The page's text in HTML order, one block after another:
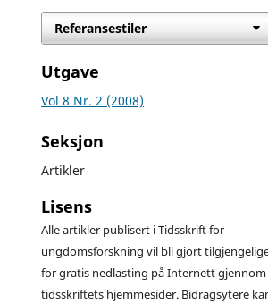
Referansestiler
Utgave
Vol 8 Nr. 2 (2008)
Seksjon
Artikler
Lisens
Alle artikler publisert i Tidsskrift for
ungdomsforskning vil bli gjort
for gratis nedlasting på Internett gjennom
tidsskriftets hjemmesider. Bidragsytere